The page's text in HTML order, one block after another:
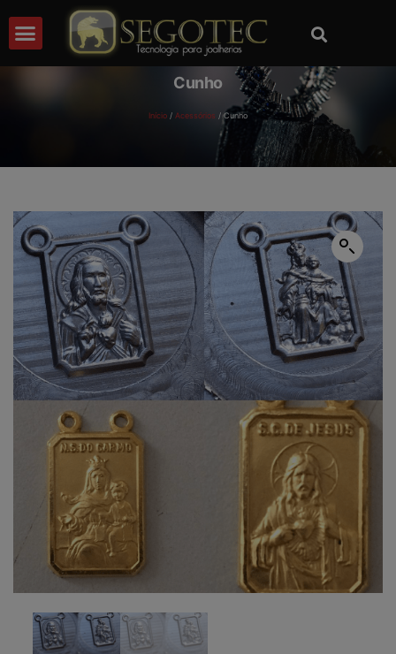
Cunho
Início / Acessórios / Cunho